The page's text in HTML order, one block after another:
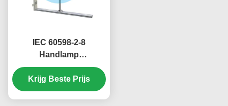
IEC 60598-2-8
Handlamp
Slagvastheidstester
400mm 1000mm
Valhoogtes
Krijg Beste Prijs